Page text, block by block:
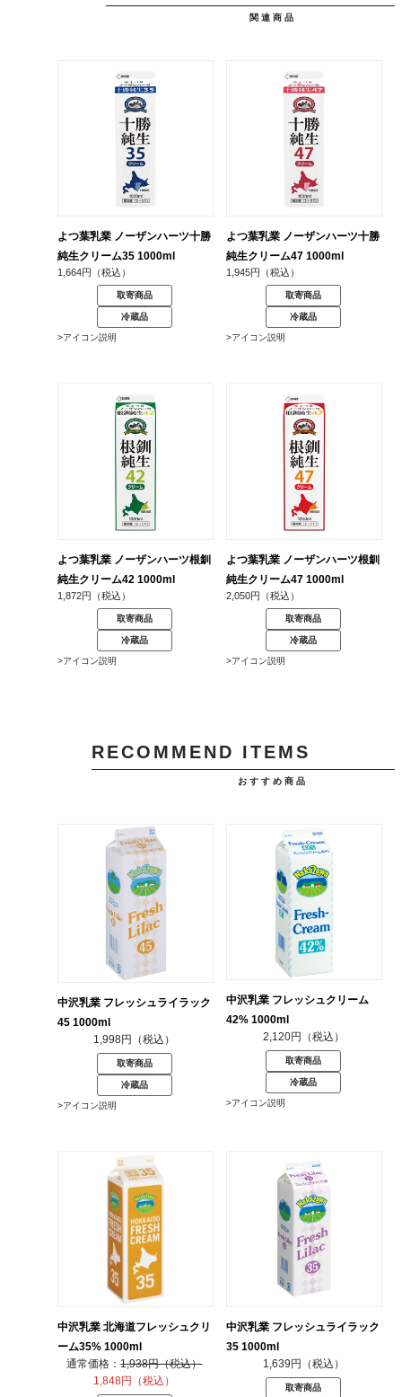
関連商品
よつ葉乳業 ノーザンハーツ十勝
純生クリーム35 1000ml
1,664円（税込）
取寄商品
冷蔵品
>アイコン説明
よつ葉乳業 ノーザンハーツ十勝
純生クリーム47 1000ml
1,945円（税込）
取寄商品
冷蔵品
>アイコン説明
よつ葉乳業 ノーザンハーツ根釧
純生クリーム42 1000ml
1,872円（税込）
取寄商品
冷蔵品
>アイコン説明
よつ葉乳業 ノーザンハーツ根釧
純生クリーム47 1000ml
2,050円（税込）
取寄商品
冷蔵品
>アイコン説明
RECOMMEND ITEMS
おすすめ商品
中沢乳業 フレッシュライラック
45 1000ml
1,998円（税込）
取寄商品
冷蔵品
>アイコン説明
中沢乳業 フレッシュクリーム
42% 1000ml
2,120円（税込）
取寄商品
冷蔵品
>アイコン説明
中沢乳業 北海道フレッシュクリ
ーム35% 1000ml
1,938円（税込）
1,848円（税込）
中沢乳業 フレッシュライラック
35 1000ml
1,639円（税込）
取寄商品